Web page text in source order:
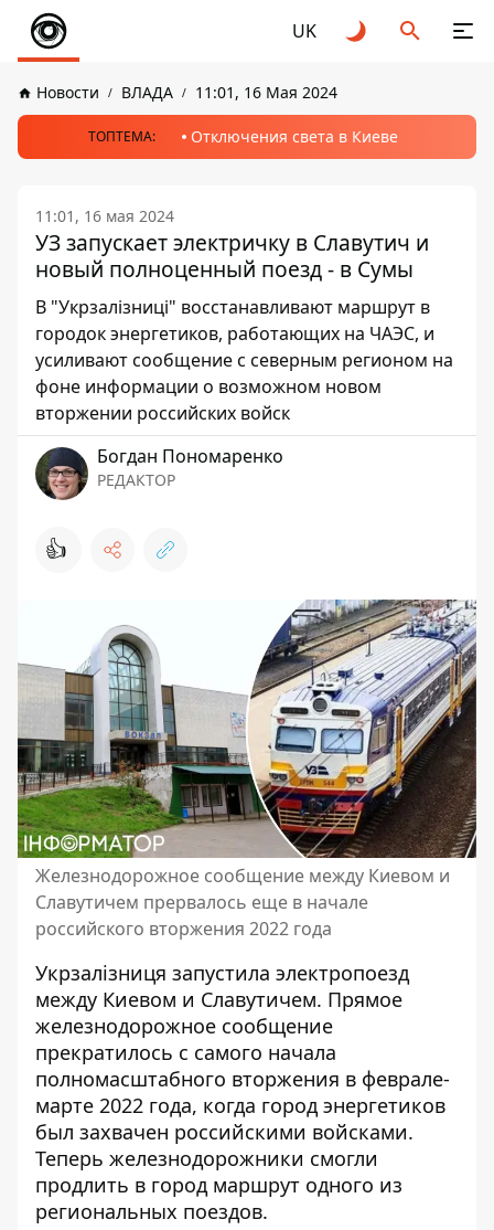
UK
Новости ВЛАДА 11:01, 16 Мая 2024
ТОПТЕМА: Отключения света в Киеве
11:01, 16 мая 2024
УЗ запускает электричку в Славутич и
новый полноценный поезд - в Сумы
В "Укрзалізниці" восстанавливают маршрут в
городок энергетиков, работающих на ЧАЭС, и
усиливают сообщение с северным регионом на
фоне информации о возможном новом
вторжении российских войск
Богдан Пономаренко
РЕДАКТОР
👍
Железнодорожное сообщение между Киевом и
Славутичем прервалось еще в начале
российского вторжения 2022 года
Укрзалізниця запустила электропоезд
между Киевом и Славутичем. Прямое
железнодорожное сообщение
прекратилось с самого начала
полномасштабного вторжения в феврале-
марте 2022 года, когда город энергетиков
был захвачен российскими войсками.
Теперь железнодорожники смогли
продлить в город маршрут одного из
региональных поездов.